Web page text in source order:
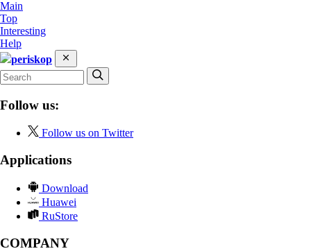
Main
Top
Interesting
Help
periskop
Follow us:
Follow us on Twitter
Applications
Download
Huawei
RuStore
COMPANY